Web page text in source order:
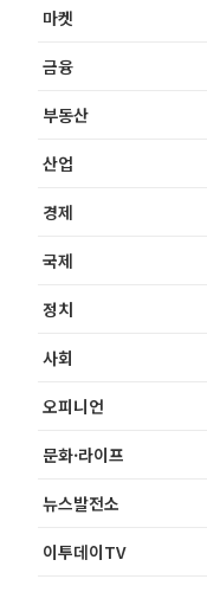
마켓
금융
부동산
산업
경제
국제
정치
사회
오피니언
문화·라이프
뉴스발전소
이투데이TV